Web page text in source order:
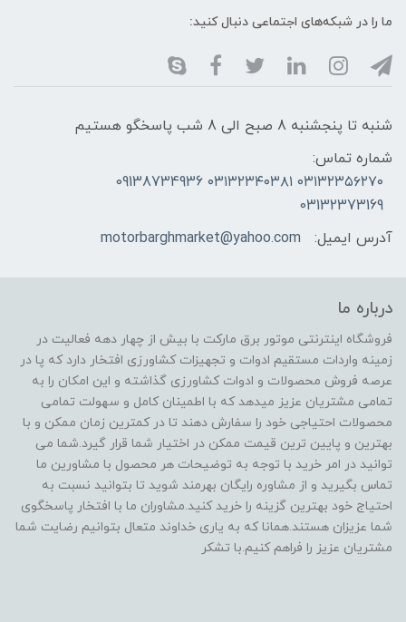
ما را در شبکه‌های اجتماعی دنبال کنید:
شنبه تا پنجشنبه 8 صبح الی 8 شب پاسخگو هستیم
شماره تماس:
۰۳۱۳۲۳۵۶۲۷۰ ۰۳۱۳۲۳۴۰۳۸۱ 09138734936
03132373169
آدرس ایمیل:
motorbarghmarket@yahoo.com
درباره ما
فروشگاه اینترنتی موتور برق مارکت با بیش از چهار دهه فعالیت در
زمینه واردات مستقیم ادوات و تجهیزات کشاورزی افتخار دارد که پا در
عرصه فروش محصولات و ادوات کشاورزی گذاشته و این امکان را به
تمامی مشتریان عزیز میدهد که با اطمینان کامل و سهولت تمامی
محصولات احتیاجی خود را سفارش دهند تا در کمترین زمان ممکن و با
بهترین و پایین ترین قیمت ممکن در اختیار شما قرار گیرد.شما می
توانید در امر خرید با توجه به توضیحات هر محصول با مشاورین ما
تماس بگیرید و از مشاوره رایگان بهرمند شوید تا بتوانید نسبت به
احتیاج خود بهترین گزینه را خرید کنید.مشاوران ما با افتخار پاسخگوی
شما عزیزان هستند.همانا که به یاری خداوند متعال بتوانیم رضایت شما
مشتریان عزیز را فراهم کنیم.با تشکر